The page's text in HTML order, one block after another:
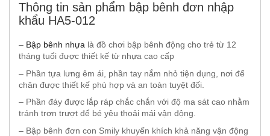
Thông tin sản phẩm bập bênh đơn nhập
khẩu HA5-012
– Bập bênh nhựa là đồ chơi bập bênh động cho trẻ từ 12
tháng tuổi được thiết kế từ nhựa cao cấp
– Phần tựa lưng êm ái, phần tay nắm nhỏ tiện dụng, nơi để
chân được thiết kế phù hợp và an toàn tuyệt đối.
– Phần đáy được lắp ráp chắc chắn với độ ma sát cao nhằm
tránh trơn trượt để bé yêu thoải mái vận động.
– Bập bênh đơn con Smily khuyến khích khả năng vận động